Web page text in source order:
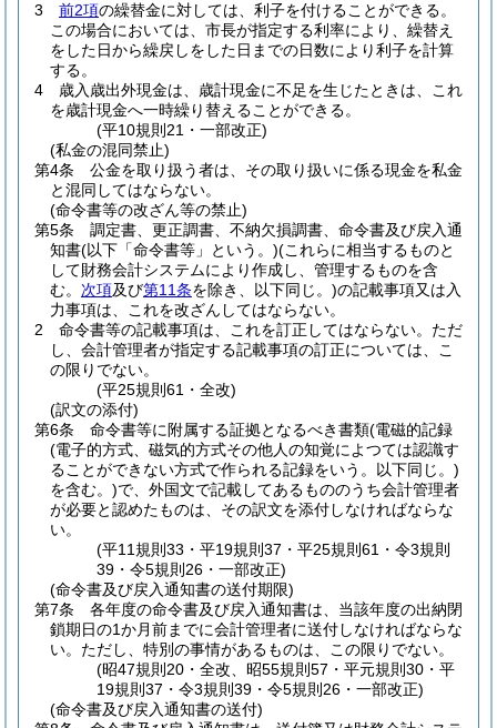
3
前2項の繰替金に対しては、利子を付けることができる。
この場合においては、市長が指定する利率により、繰替え
をした日から繰戻しをした日までの日数により利子を計算
する。
4
歳入歳出外現金は、歳計現金に不足を生じたときは、これ
を歳計現金へ一時繰り替えることができる。
(平10規則21・一部改正)
(私金の混同禁止)
第4条
公金を取り扱う者は、その取り扱いに係る現金を私金
と混同してはならない。
(命令書等の改ざん等の禁止)
第5条
調定書、更正調書、不納欠損調書、命令書及び戻入通
知書(以下「命令書等」という。)(これらに相当するものと
して財務会計システムにより作成し、管理するものを含
む。 次項及び第11条を除き、以下同じ。)の記載事項又は入
力事項は、これを改ざんしてはならない。
2
命令書等の記載事項は、これを訂正してはならない。 ただ
し、会計管理者が指定する記載事項の訂正については、こ
の限りでない。
(平25規則61・全改)
(訳文の添付)
第6条
命令書等に附属する証拠となるべき書類(電磁的記録
(電子的方式、磁気的方式その他人の知覚によつては認識す
ることができない方式で作られる記録をいう。以下同じ。)
を含む。)で、外国文で記載してあるもののうち会計管理者
が必要と認めたものは、その訳文を添付しなければならな
い。
(平11規則33・平19規則37・平25規則61・令3規則
39・令5規則26・一部改正)
(命令書及び戻入通知書の送付期限)
第7条
各年度の命令書及び戻入通知書は、当該年度の出納閉
鎖期日の1か月前までに会計管理者に送付しなければならな
い。 ただし、特別の事情があるものは、この限りでない。
(昭47規則20・全改、昭55規則57・平元規則30・平
19規則37・令3規則39・令5規則26・一部改正)
(命令書及び戻入通知書の送付)